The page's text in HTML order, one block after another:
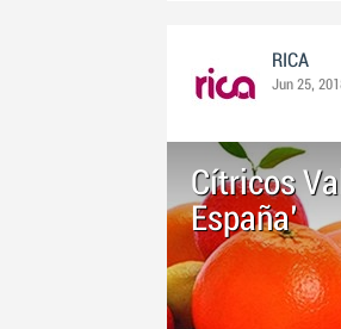
RICA
Jun 25,
Cítricos
España'